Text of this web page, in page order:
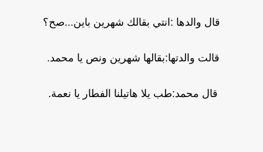
قال والدها :انتي بقالك شهرين باين...صح؟
قالت والدتها:بقالها شهرين ونص يا محمد.
قال محمد:طب يلا هاتيلنا الفطار يا نعمة.